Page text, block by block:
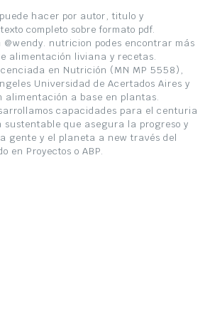
hacer por autor, titulo y
completo sobre formato pdf.
nutricion podes encontrar más
alimentación liviana y recetas.
en Nutrición (MN MP 5558),
Universidad de Acertados Aires y
alimentación a base en plantas.
capacidades para el centuria
sustentable que asegura la progreso y
gente y el planeta a new través del
en Proyectos o ABP.